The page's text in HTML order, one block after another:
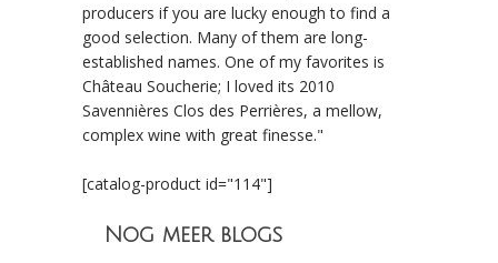
producers if you are lucky enough to find a
good selection. Many of them are long-
established names. One of my favorites is
Château Soucherie; I loved its 2010
Savennières Clos des Perrières, a mellow,
complex wine with great finesse."
[catalog-product id="114"]
Nog meer blogs